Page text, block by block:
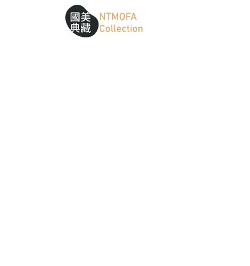
跳到中間主要內容區
網站導覽
:::